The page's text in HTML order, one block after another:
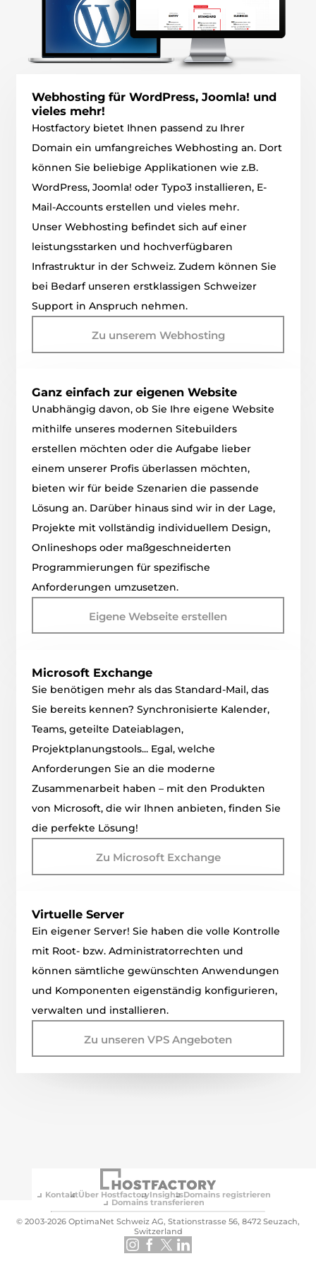
Webhosting für WordPress, Joomla! und
vieles mehr!
Hostfactory bietet Ihnen passend zu Ihrer
Domain ein umfangreiches Webhosting an. Dort
können Sie beliebige Applikationen wie z.B.
WordPress, Joomla! oder Typo3 installieren, E-
Mail-Accounts erstellen und vieles mehr.
Unser Webhosting befindet sich auf einer
leistungsstarken und hochverfügbaren
Infrastruktur in der Schweiz. Zudem können Sie
bei Bedarf unseren erstklassigen Schweizer
Support in Anspruch nehmen.
Zu unserem Webhosting
Ganz einfach zur eigenen Website
Unabhängig davon, ob Sie Ihre eigene Website
mithilfe unseres modernen Sitebuilders
erstellen möchten oder die Aufgabe lieber
einem unserer Profis überlassen möchten,
bieten wir für beide Szenarien die passende
Lösung an. Darüber hinaus sind wir in der Lage,
Projekte mit vollständig individuellem Design,
Onlineshops oder maßgeschneiderten
Programmierungen für spezifische
Anforderungen umzusetzen.
Eigene Webseite erstellen
Microsoft Exchange
Sie benötigen mehr als das Standard-Mail, das
Sie bereits kennen? Synchronisierte Kalender,
Teams, geteilte Dateiablagen,
Projektplanungstools... Egal, welche
Anforderungen Sie an die moderne
Zusammenarbeit haben – mit den Produkten
von Microsoft, die wir Ihnen anbieten, finden Sie
die perfekte Lösung!
Zu Microsoft Exchange
Virtuelle Server
Ein eigener Server! Sie haben die volle Kontrolle
mit Root- bzw. Administratorrechten und
können sämtliche gewünschten Anwendungen
und Komponenten eigenständig konfigurieren,
verwalten und installieren.
Zu unseren VPS Angeboten
KontaktÜber HostfactoryInsightsDomains registrieren
Domains transferieren
© 2003-2026 OptimaNet Schweiz AG, Stationstrasse 56, 8472 Seuzach,
Switzerland